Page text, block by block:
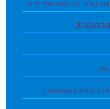
ВНУТРЕННЯЯ СИСТЕМА
ПРОФИЛАКТИКА